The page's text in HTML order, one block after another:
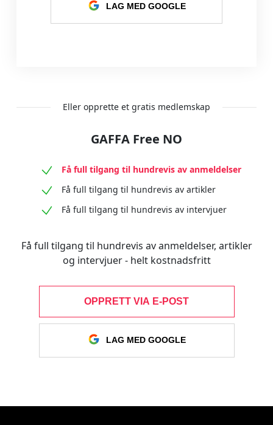
LAG MED GOOGLE
Eller opprette et gratis medlemskap
GAFFA Free NO
Få full tilgang til hundrevis av anmeldelser
Få full tilgang til hundrevis av artikler
Få full tilgang til hundrevis av intervjuer
Få full tilgang til hundrevis av anmeldelser, artikler
og intervjuer - helt kostnadsfritt
OPPRETT VIA E-POST
LAG MED GOOGLE